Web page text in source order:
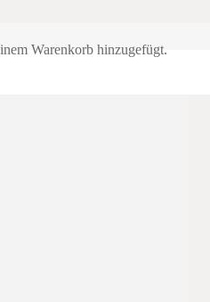
Warenkorb hinzugefügt.